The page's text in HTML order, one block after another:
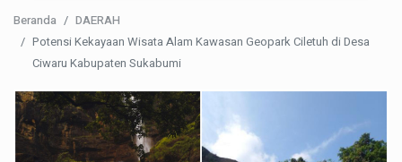
Beranda
DAERAH
Potensi Kekayaan Wisata Alam Kawasan Geopark Ciletuh di Desa
Ciwaru Kabupaten Sukabumi